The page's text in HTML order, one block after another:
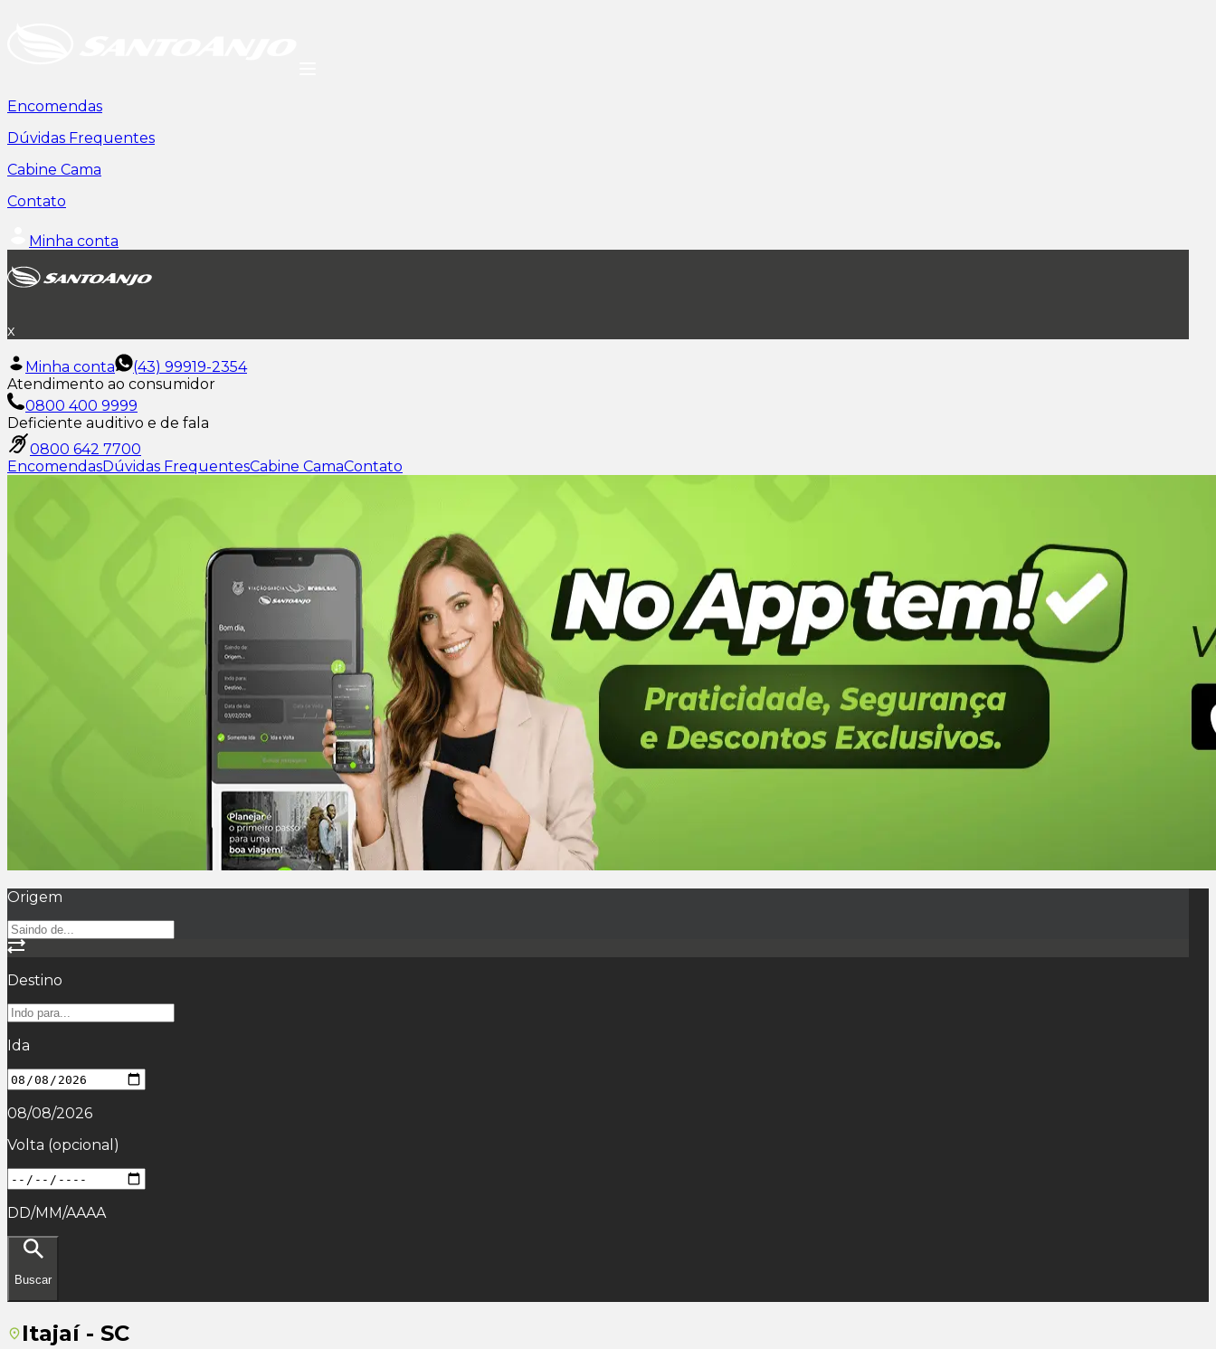
Encomendas
Dúvidas Frequentes
Cabine Cama
Contato
Minha conta
x
Minha conta
(43) 99919-2354
Atendimento ao consumidor
0800 400 9999
Deficiente auditivo e de fala
0800 642 7700
EncomendasDúvidas FrequentesCabine CamaContato
Origem
Destino
Ida
08/08/2026
Volta (opcional)
DD/MM/AAAA
Buscar
Itajaí - SC